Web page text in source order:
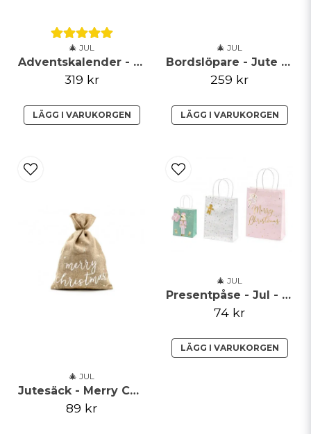
🎄 JUL
Adventskalender - Jutepåsar
319 kr
LÄGG I VARUKORGEN
🎄 JUL
Bordslöpare - Jute - Merry Christmas
259 kr
LÄGG I VARUKORGEN
🎄 JUL
Jutesäck - Merry Christmas
89 kr
🎄 JUL
Presentpåse - Jul - Rosa
74 kr
LÄGG I VARUKORGEN